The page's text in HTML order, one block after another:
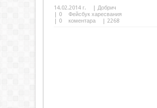
14.02.2014 г. | Добрич
| 0
Фейсбук харесвания
| 0 коментара | 2268